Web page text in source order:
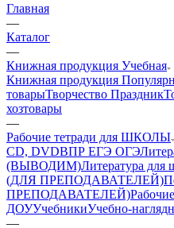
Главная
—
Каталог
—
Книжная продукция Учебная
Книжная продукция
товарыТворчество Праздник
хозтовары
—
Рабочие тетради для ШКОЛЫ
CD, DVDВПР ЕГЭ ОГЭ
(ВЫВОДИМ)Литература для
(ДЛЯ ПРЕПОДАВАТЕЛЕЙ)
ПРЕПОДАВАТЕЛЕЙ)
ДОУУчебникиУчебно-
—